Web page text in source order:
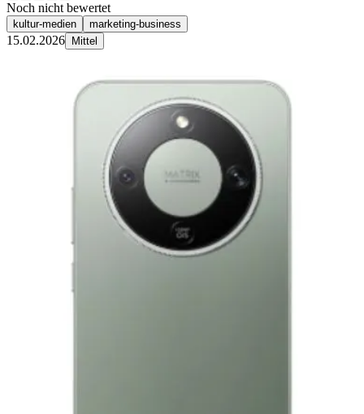
Noch nicht bewertet
kultur-medien marketing-business
15.02.2026 Mittel